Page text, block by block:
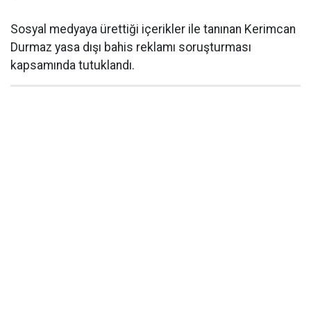
Sosyal medyaya ürettiği içerikler ile tanınan Kerimcan
Durmaz yasa dışı bahis reklamı soruşturması
kapsamında tutuklandı.